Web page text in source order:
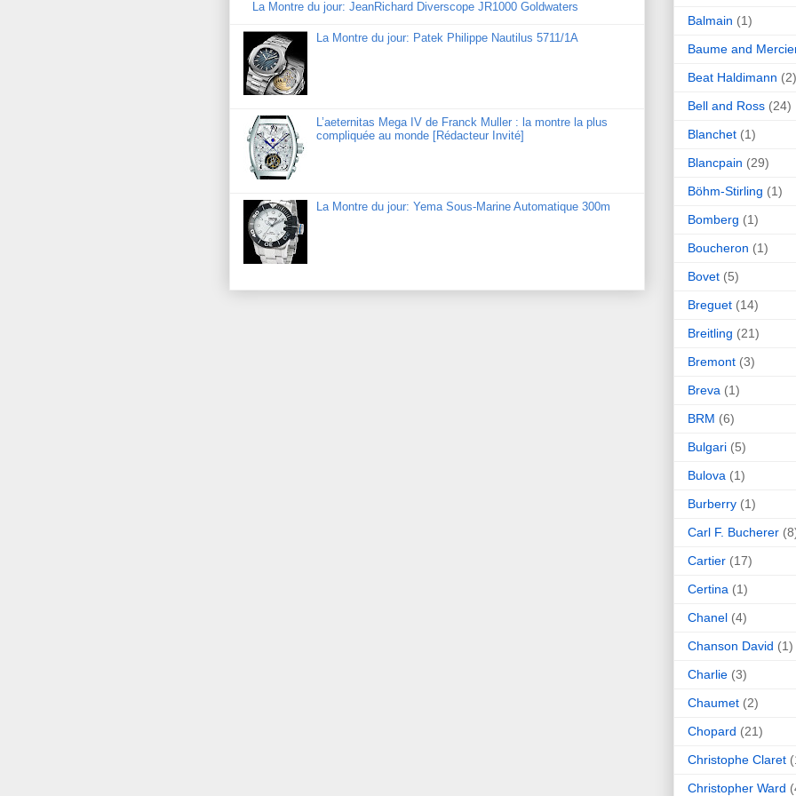
La Montre du jour: JeanRichard Diverscope JR1000 Goldwaters
La Montre du jour: Patek Philippe Nautilus 5711/1A
L’aeternitas Mega IV de Franck Muller : la montre la plus
compliquée au monde [Rédacteur Invité]
La Montre du jour: Yema Sous-Marine Automatique 300m
Balmain (1)
Baume and
Beat Haldimann (2)
Bell and Ross (24)
Blanchet (1)
Blancpain (29)
Böhm-Stirling (1)
Bomberg (1)
Boucheron (1)
Bovet (5)
Breguet (14)
Breitling (21)
Bremont (3)
Breva (1)
BRM (6)
Bulgari (5)
Bulova (1)
Burberry (1)
Carl F. Bucherer
Cartier (17)
Certina (1)
Chanel (4)
Chanson David (1)
Charlie (3)
Chaumet (2)
Chopard (21)
Christophe Claret
Christopher Ward